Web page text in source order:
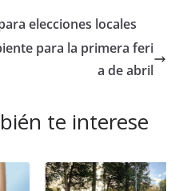
elecciones locales
para la primera feri
a de abril
te interese